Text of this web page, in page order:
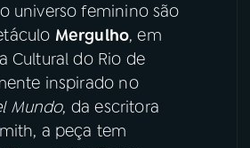
MEC
universo feminino são
Mergulho, em
Cultural do Rio de
inspirado no
Mundo, da escritora
a peça tem